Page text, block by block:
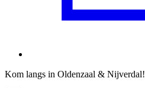
Kom langs in Oldenzaal & Nijverdal!